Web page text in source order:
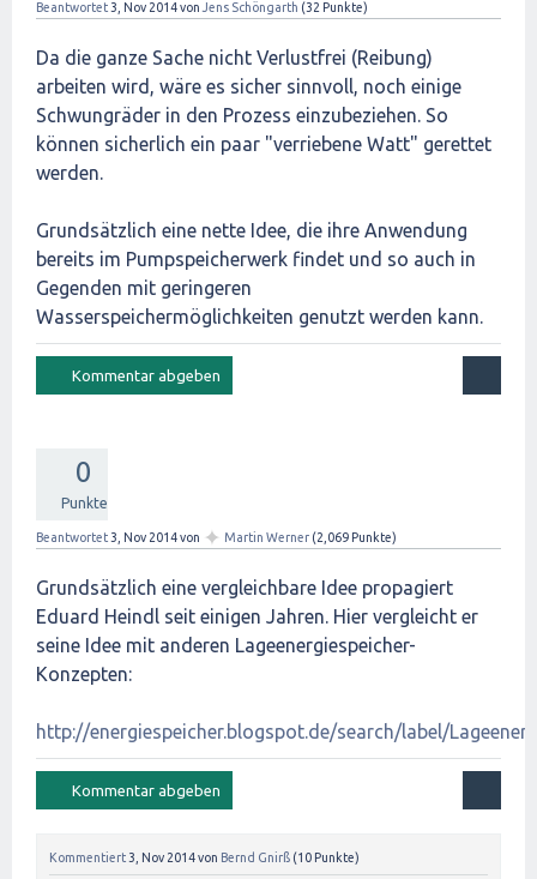
Beantwortet 3, Nov 2014von Jens Schöngarth (32 Punkte)
Da die ganze Sache nicht Verlustfrei (Reibung)
arbeiten wird, wäre es sicher sinnvoll, noch einige
Schwungräder in den Prozess einzubeziehen. So
können sicherlich ein paar "verriebene Watt" gerettet
werden.
Grundsätzlich eine nette Idee, die ihre Anwendung
bereits im Pumpspeicherwerk findet und so auch in
Gegenden mit geringeren
Wasserspeichermöglichkeiten genutzt werden kann.
0
Punkte
Beantwortet 3, Nov 2014von ✦ Martin Werner (2,069 Punkte)
Grundsätzlich eine vergleichbare Idee propagiert
Eduard Heindl seit einigen Jahren. Hier vergleicht er
seine Idee mit anderen Lageenergiespeicher-
Konzepten:
http://energiespeicher.blogspot.de/search/label/
Kommentiert 3, Nov 2014von Bernd Gnirß (10 Punkte)